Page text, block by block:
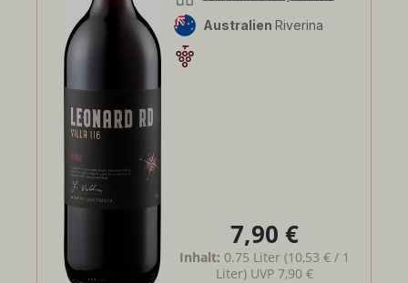
Australien Riverina
Regulärer Preis:
7,90 €
Inhalt: 0.75 Liter(10,53 € / 1
Liter) UVP7,90 €